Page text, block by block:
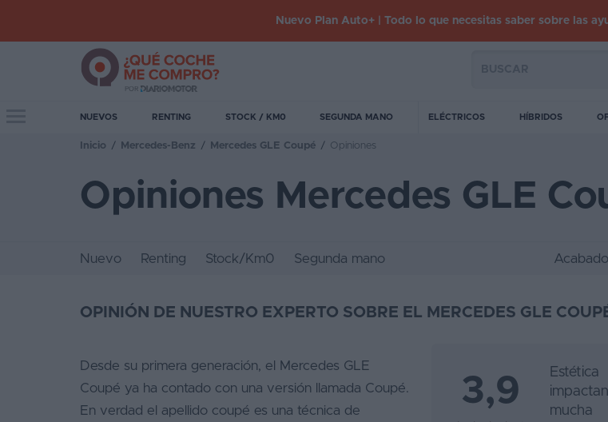
Nuevo Plan Auto+ | Todo lo que necesitas saber sobre las
NUEVOS RENTING STOCK / KM0 SEGUNDA MANO ELÉCTRICOS HÍBRIDOS
Inicio / Mercedes-Benz / Mercedes GLE Coupé / Opiniones
Opiniones Mercedes GLE
Nuevo Renting Stock/Km0 Segunda mano
OPINIÓN DE NUESTRO EXPERTO SOBRE EL MERCEDES GLE
Desde su primera generación, el Mercedes GLE
Coupé ya ha contado con una versión llamada Coupé.
En verdad el apellido coupé es una técnica de
3,9
Estética
mucha